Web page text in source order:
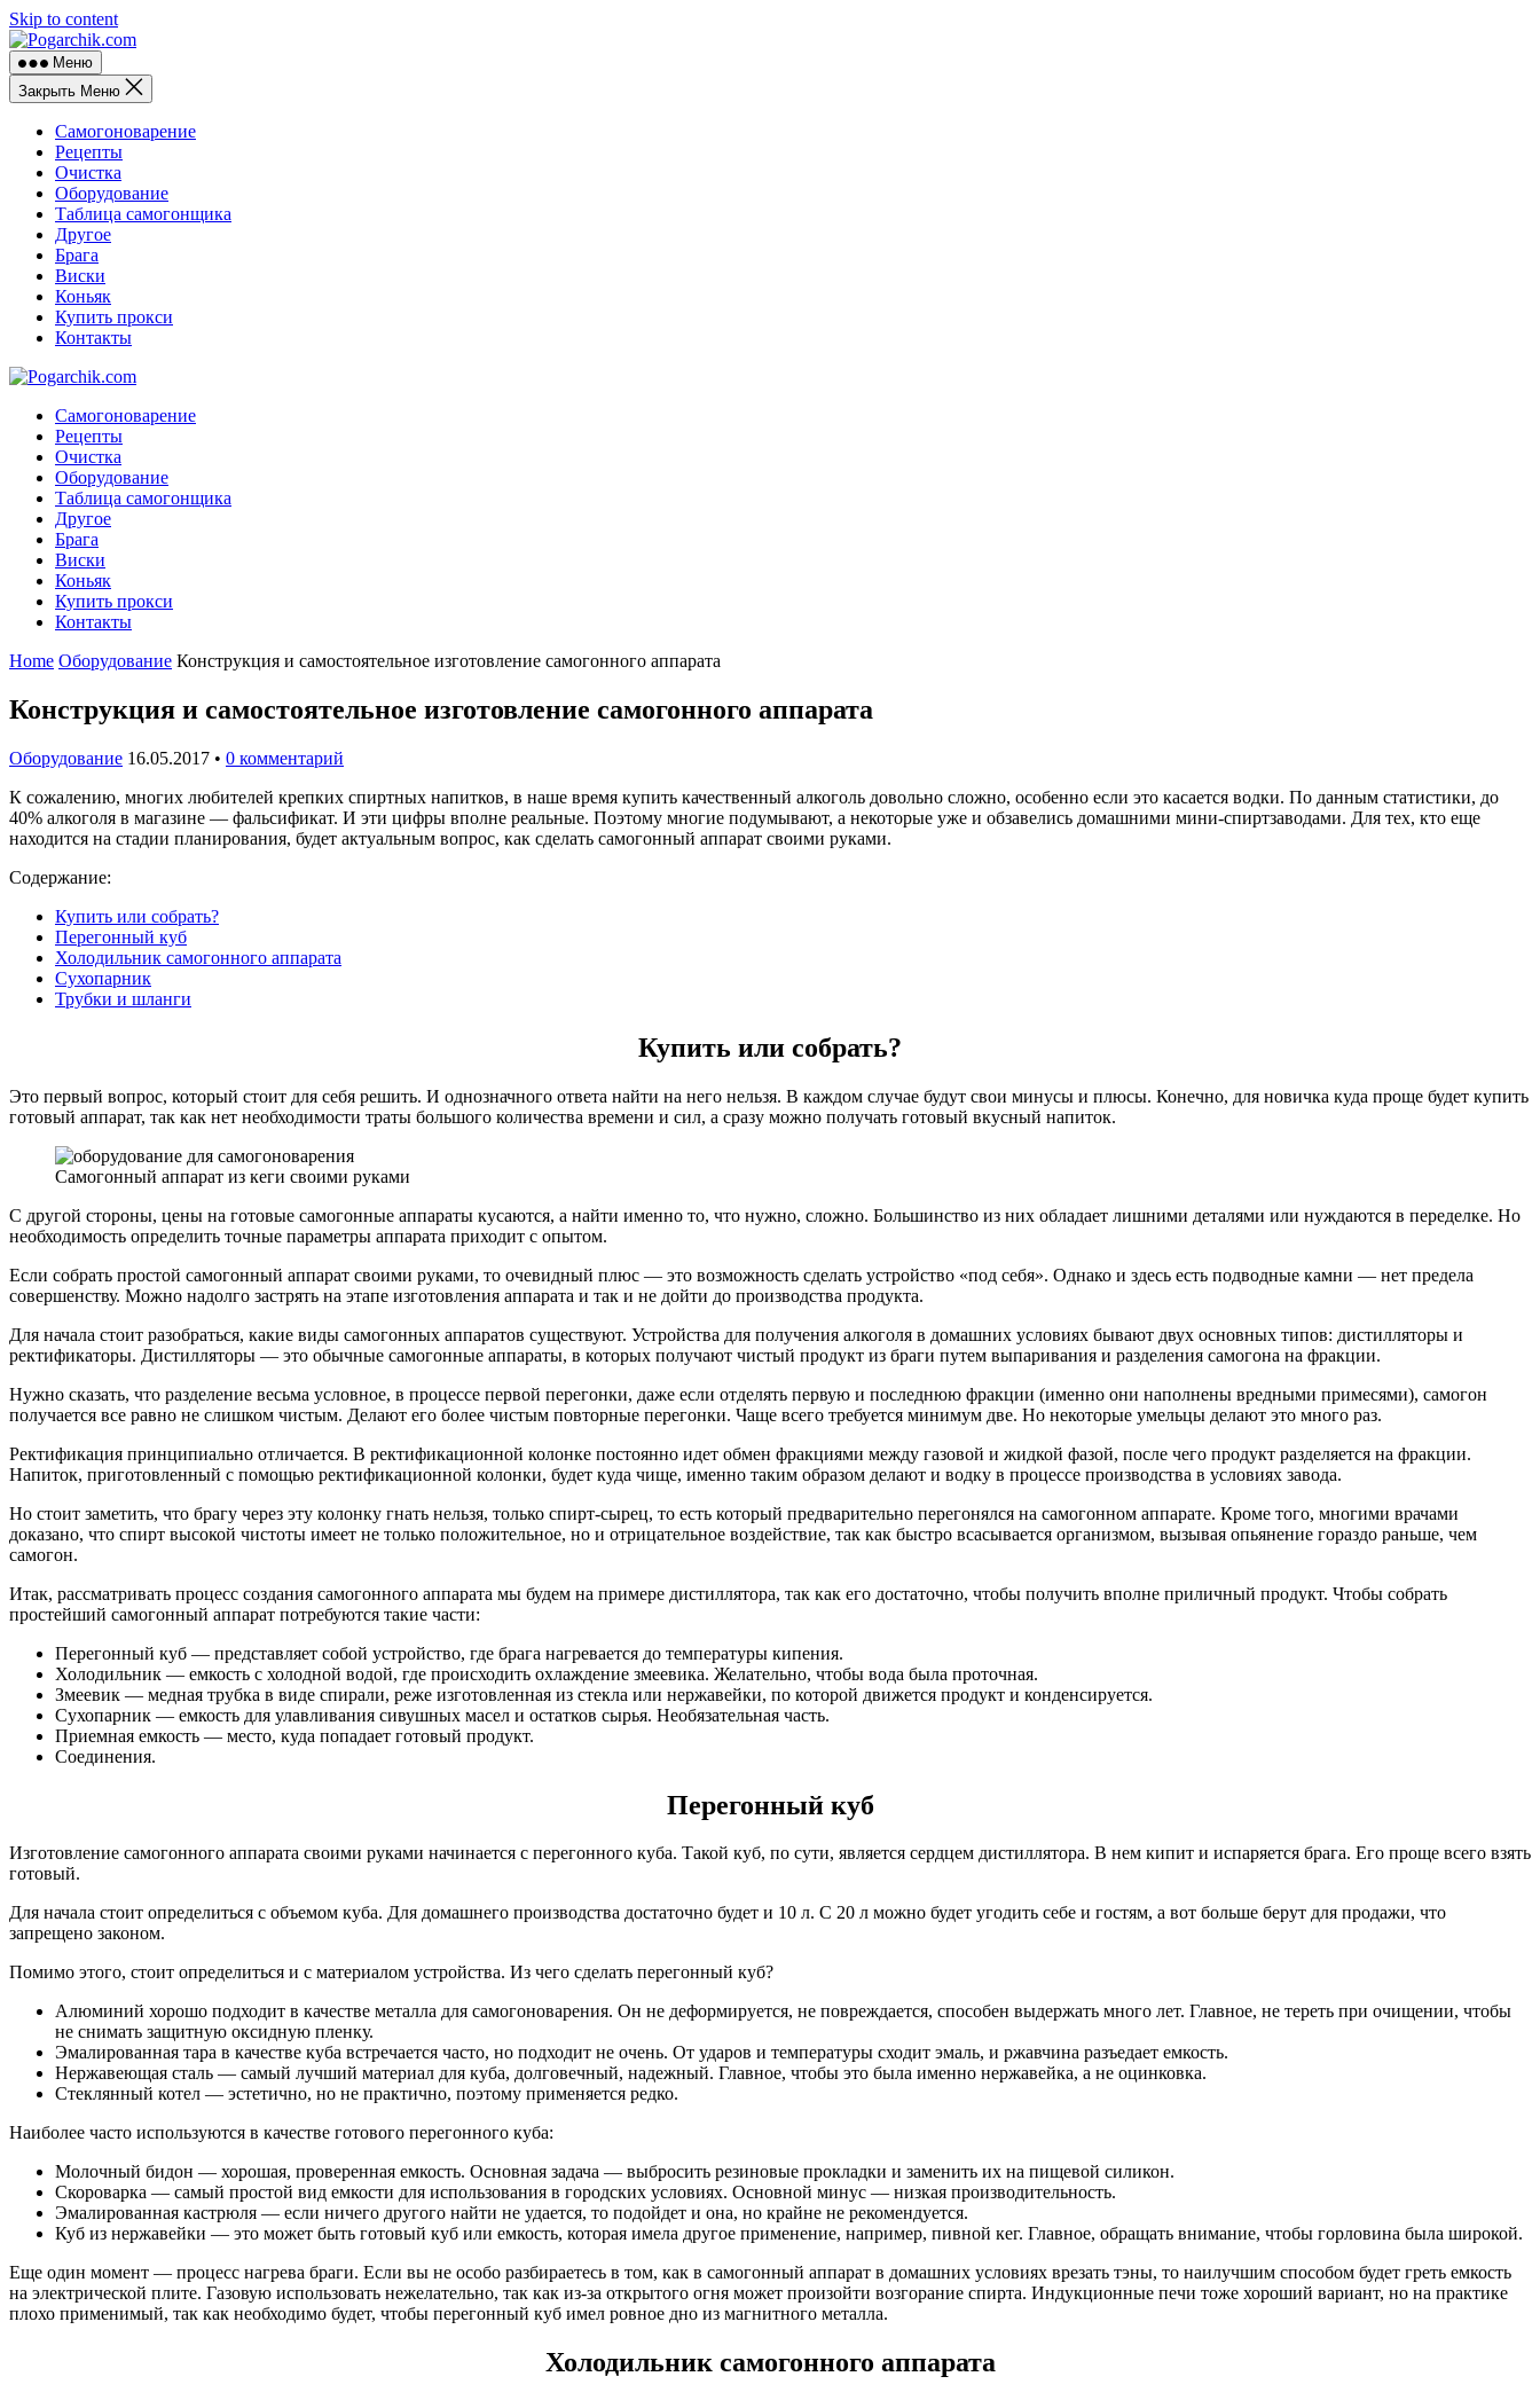
Skip to content
Меню
Закрыть Меню
Самогоноварение
Рецепты
Очистка
Оборудование
Таблица самогонщика
Другое
Брага
Виски
Коньяк
Купить прокси
Контакты
Самогоноварение
Рецепты
Очистка
Оборудование
Таблица самогонщика
Другое
Брага
Виски
Коньяк
Купить прокси
Контакты
Home Оборудование Конструкция и самостоятельное изготовление самогонного аппарата
Конструкция и самостоятельное изготовление самогонного аппарата
Оборудование 16.05.2017 • 0 комментарий
К сожалению, многих любителей крепких спиртных напитков, в наше время купить качественный алкоголь довольно сложно, особенно если это касается водки. По данным статистики, до
40% алкоголя в магазине — фальсификат. И эти цифры вполне реальные. Поэтому многие подумывают, а некоторые уже и обзавелись домашними мини-спиртзаводами. Для тех, кто еще
находится на стадии планирования, будет актуальным вопрос, как сделать самогонный аппарат своими руками.
Содержание:
Купить или собрать?
Перегонный куб
Холодильник самогонного аппарата
Сухопарник
Трубки и шланги
Купить или собрать?
Это первый вопрос, который стоит для себя решить. И однозначного ответа найти на него нельзя. В каждом случае будут свои минусы и плюсы. Конечно, для новичка куда проще будет купить
готовый аппарат, так как нет необходимости траты большого количества времени и сил, а сразу можно получать готовый вкусный напиток.
Самогонный аппарат из кеги своими руками
С другой стороны, цены на готовые самогонные аппараты кусаются, а найти именно то, что нужно, сложно. Большинство из них обладает лишними деталями или нуждаются в переделке. Но
необходимость определить точные параметры аппарата приходит с опытом.
Если собрать простой самогонный аппарат своими руками, то очевидный плюс — это возможность сделать устройство «под себя». Однако и здесь есть подводные камни — нет предела
совершенству. Можно надолго застрять на этапе изготовления аппарата и так и не дойти до производства продукта.
Для начала стоит разобраться, какие виды самогонных аппаратов существуют. Устройства для получения алкоголя в домашних условиях бывают двух основных типов: дистилляторы и
ректификаторы. Дистилляторы — это обычные самогонные аппараты, в которых получают чистый продукт из браги путем выпаривания и разделения самогона на фракции.
Нужно сказать, что разделение весьма условное, в процессе первой перегонки, даже если отделять первую и последнюю фракции (именно они наполнены вредными примесями), самогон
получается все равно не слишком чистым. Делают его более чистым повторные перегонки. Чаще всего требуется минимум две. Но некоторые умельцы делают это много раз.
Ректификация принципиально отличается. В ректификационной колонке постоянно идет обмен фракциями между газовой и жидкой фазой, после чего продукт разделяется на фракции.
Напиток, приготовленный с помощью ректификационной колонки, будет куда чище, именно таким образом делают и водку в процессе производства в условиях завода.
Но стоит заметить, что брагу через эту колонку гнать нельзя, только спирт-сырец, то есть который предварительно перегонялся на самогонном аппарате. Кроме того, многими врачами
доказано, что спирт высокой чистоты имеет не только положительное, но и отрицательное воздействие, так как быстро всасывается организмом, вызывая опьянение гораздо раньше, чем
самогон.
Итак, рассматривать процесс создания самогонного аппарата мы будем на примере дистиллятора, так как его достаточно, чтобы получить вполне приличный продукт. Чтобы собрать
простейший самогонный аппарат потребуются такие части:
Перегонный куб — представляет собой устройство, где брага нагревается до температуры кипения.
Холодильник — емкость с холодной водой, где происходить охлаждение змеевика. Желательно, чтобы вода была проточная.
Змеевик — медная трубка в виде спирали, реже изготовленная из стекла или нержавейки, по которой движется продукт и конденсируется.
Сухопарник — емкость для улавливания сивушных масел и остатков сырья. Необязательная часть.
Приемная емкость — место, куда попадает готовый продукт.
Соединения.
Перегонный куб
Изготовление самогонного аппарата своими руками начинается с перегонного куба. Такой куб, по сути, является сердцем дистиллятора. В нем кипит и испаряется брага. Его проще всего взять
готовый.
Для начала стоит определиться с объемом куба. Для домашнего производства достаточно будет и 10 л. С 20 л можно будет угодить себе и гостям, а вот больше берут для продажи, что
запрещено законом.
Помимо этого, стоит определиться и с материалом устройства. Из чего сделать перегонный куб?
Алюминий хорошо подходит в качестве металла для самогоноварения. Он не деформируется, не повреждается, способен выдержать много лет. Главное, не тереть при очищении, чтобы
не снимать защитную оксидную пленку.
Эмалированная тара в качестве куба встречается часто, но подходит не очень. От ударов и температуры сходит эмаль, и ржавчина разъедает емкость.
Нержавеющая сталь — самый лучший материал для куба, долговечный, надежный. Главное, чтобы это была именно нержавейка, а не оцинковка.
Стеклянный котел — эстетично, но не практично, поэтому применяется редко.
Наиболее часто используются в качестве готового перегонного куба:
Молочный бидон — хорошая, проверенная емкость. Основная задача — выбросить резиновые прокладки и заменить их на пищевой силикон.
Скороварка — самый простой вид емкости для использования в городских условиях. Основной минус — низкая производительность.
Эмалированная кастрюля — если ничего другого найти не удается, то подойдет и она, но крайне не рекомендуется.
Куб из нержавейки — это может быть готовый куб или емкость, которая имела другое применение, например, пивной кег. Главное, обращать внимание, чтобы горловина была широкой.
Еще один момент — процесс нагрева браги. Если вы не особо разбираетесь в том, как в самогонный аппарат в домашних условиях врезать тэны, то наилучшим способом будет греть емкость
на электрической плите. Газовую использовать нежелательно, так как из-за открытого огня может произойти возгорание спирта. Индукционные печи тоже хороший вариант, но на практике
плохо применимый, так как необходимо будет, чтобы перегонный куб имел ровное дно из магнитного металла.
Холодильник самогонного аппарата